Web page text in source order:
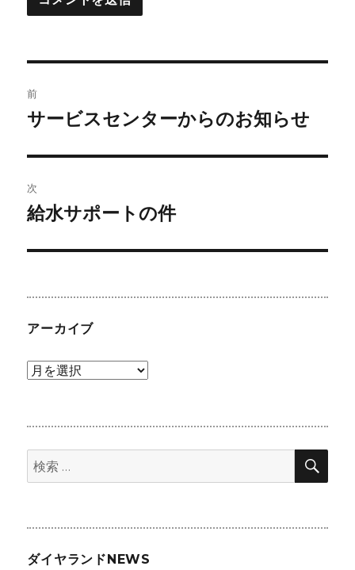
稿
ビ
ゲ
ー
前
前
投
稿:
サービスセンターからのお知らせ
次
次
投
給水サポートの件
アーカイブ
ア
ブ
検
索:
検
ダイヤランドNEWS